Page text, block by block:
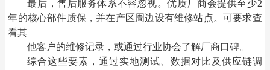
最后，售后服务体系不容忽视。优质厂商会提供至少2
年的核心部件质保，并在产区周边设有维修站点。可要求查
看其
他客户的维修记录，或通过行业协会了解厂商口碑。
综合这些要素，通过实地测试、数据对比及供应链调